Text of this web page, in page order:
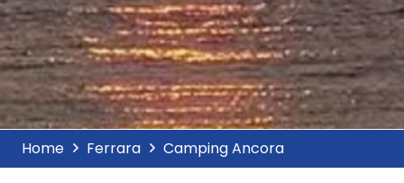
Home Ferrara Camping Ancora